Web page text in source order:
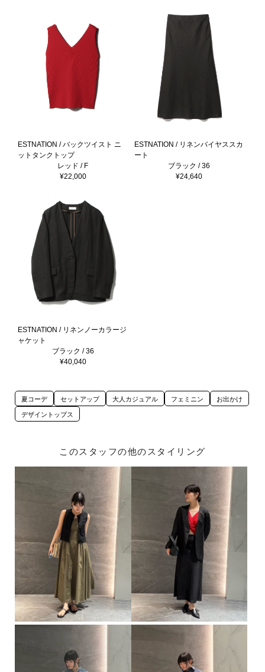
ESTNATION / バックツイスト ニ
ットタンクトップ
レッド / F
¥22,000
ESTNATION / リネンバイヤススカ
ート
ブラック / 36
¥24,640
ESTNATION / リネンノーカラージ
ャケット
ブラック / 36
¥40,040
夏コーデ セットアップ 大人カジュアル フェミニン お出かけ
デザイントップス
このスタッフの他のスタイリング